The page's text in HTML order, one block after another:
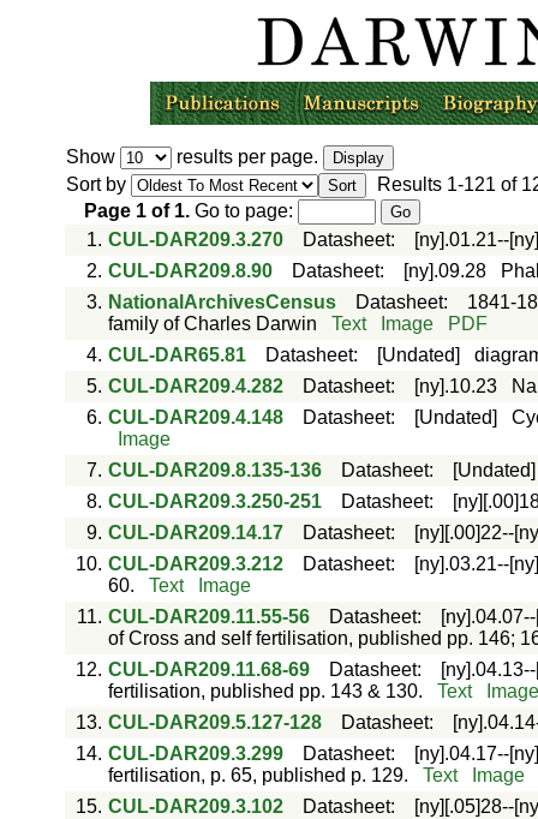
Show
results per page.
Sort by
Results 1-121 of
Page 1of 1.Go to page:
1. CUL-DAR209.3.270 Datasheet:
[ny].01.21--
2. CUL-DAR209.8.90 Datasheet: [ny].09.28
3. NationalArchivesCensus Datasheet:
1841-
family of Charles Darwin
Text Image
PDF
4. CUL-DAR65.81 Datasheet: [Undated]
5. CUL-DAR209.4.282 Datasheet: [ny].10.23
6. CUL-DAR209.4.148 Datasheet: [Undated]
Image
7. CUL-DAR209.8.135-136 Datasheet:
[Undated]
8. CUL-DAR209.3.250-251 Datasheet:
9. CUL-DAR209.14.17 Datasheet:
[ny][.00]22--
10. CUL-DAR209.3.212 Datasheet:
[ny].03.21--
60.
Text
Image
11. CUL-DAR209.11.55-56 Datasheet:
of Cross and self fertilisation, published pp. 146;
12. CUL-DAR209.11.68-69 Datasheet:
fertilisation, published pp. 143 & 130.
Text
Image
13. CUL-DAR209.5.127-128 Datasheet:
14. CUL-DAR209.3.299 Datasheet:
[ny].04.17--
fertilisation, p. 65, published p. 129.
Text
Image
15. CUL-DAR209.3.102 Datasheet:
[ny][.05]28--